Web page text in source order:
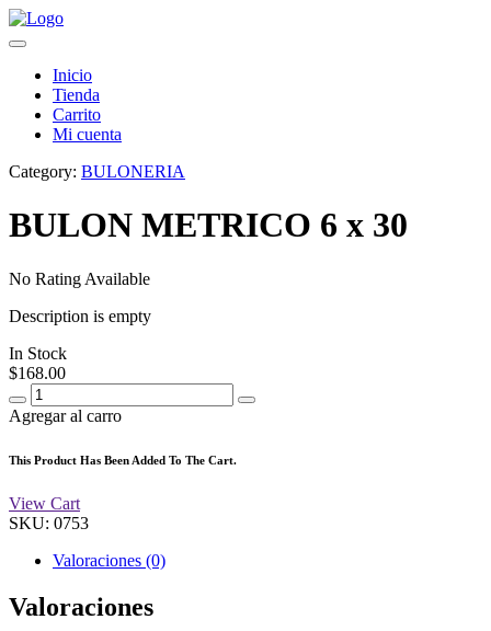
Inicio
Tienda
Carrito
Mi cuenta
Category: BULONERIA
BULON METRICO 6 x 30
No Rating Available
Description is empty
In Stock
$168.00
Agregar al carro
This Product Has Been Added To The Cart.
View Cart
SKU: 0753
Valoraciones (0)
Valoraciones